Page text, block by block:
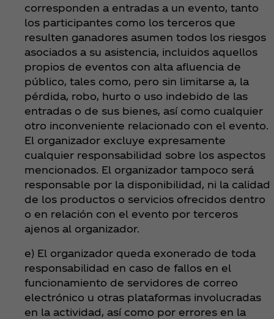
corresponden a entradas a un evento, tanto
los participantes como los terceros que
resulten ganadores asumen todos los riesgos
asociados a su asistencia, incluidos aquellos
propios de eventos con alta afluencia de
público, tales como, pero sin limitarse a, la
pérdida, robo, hurto o uso indebido de las
entradas o de sus bienes, así como cualquier
otro inconveniente relacionado con el evento.
El organizador excluye expresamente
cualquier responsabilidad sobre los aspectos
mencionados. El organizador tampoco será
responsable por la disponibilidad, ni la calidad
de los productos o servicios ofrecidos dentro
o en relación con el evento por terceros
ajenos al organizador.
e) El organizador queda exonerado de toda
responsabilidad en caso de fallos en el
funcionamiento de servidores de correo
electrónico u otras plataformas involucradas
en la actividad, así como por errores en la